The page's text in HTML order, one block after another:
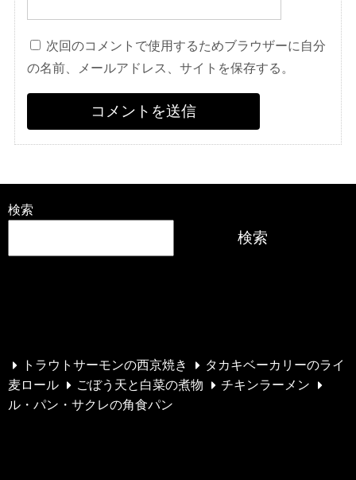
次回のコメントで使用するためブラウザーに自分
の名前、メールアドレス、サイトを保存する。
検索
検索
トラウトサーモンの西京焼き
タカキベーカリーのライ
麦ロール
ごぼう天と白菜の煮物
チキンラーメン
ル・パン・サクレの角食パン